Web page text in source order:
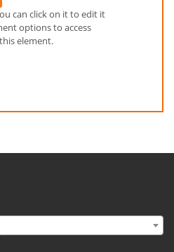
can click on it to edit it
options to access
element.